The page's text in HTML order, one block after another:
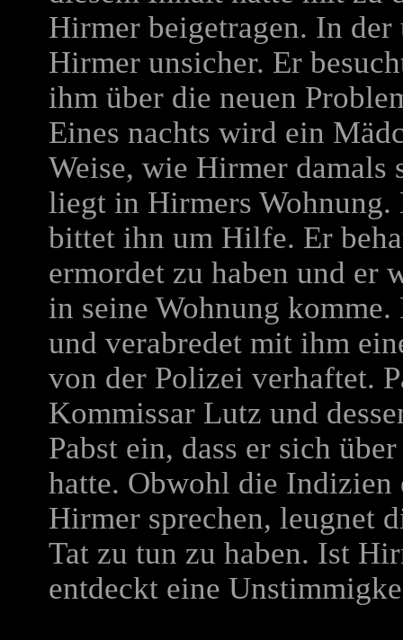
Hirmer beigetragen. In
Hirmer unsicher. Er
ihm über die neuen
Eines nachts wird ein
Weise, wie Hirmer damals
liegt in Hirmers Wohnung.
bittet ihn um Hilfe. Er
ermordet zu haben und er
in seine Wohnung
und verabredet mit ihm
von der Polizei verhaftet.
Kommissar Lutz und
Pabst ein, dass er sich
hatte. Obwohl die Indizien
Hirmer sprechen, leugnet
Tat zu tun zu haben. Ist
entdeckt eine